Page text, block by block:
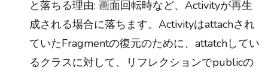
と落ちる理由: 画面回転時など、Activityが再生
成される場合に落ちます。Activityはattachされ
ていたFragmentの復元のために、attatchしてい
るクラスに対して、リフレクションでpublicの